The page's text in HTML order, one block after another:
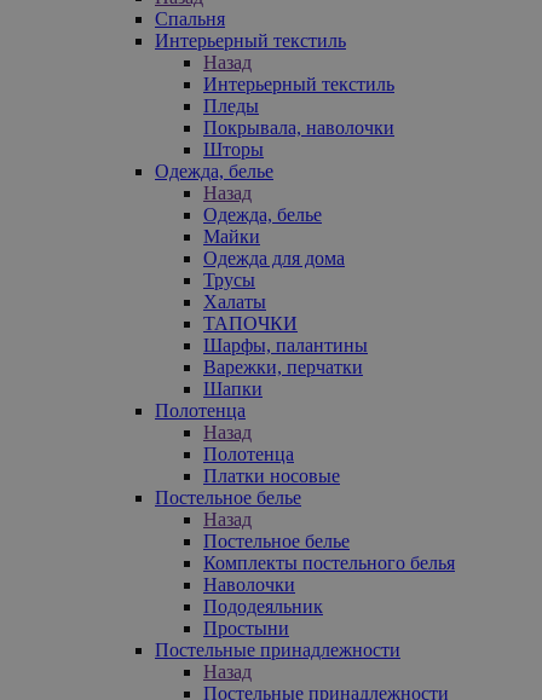
Спальня
Интерьерный текстиль
Назад
Интерьерный текстиль
Пледы
Покрывала, наволочки
Шторы
Одежда, белье
Назад
Одежда, белье
Майки
Одежда для дома
Трусы
Халаты
ТАПОЧКИ
Шарфы, палантины
Варежки, перчатки
Шапки
Полотенца
Назад
Полотенца
Платки носовые
Постельное белье
Назад
Постельное белье
Комплекты постельного белья
Наволочки
Пододеяльник
Простыни
Постельные принадлежности
Назад
Постельные принадлежности